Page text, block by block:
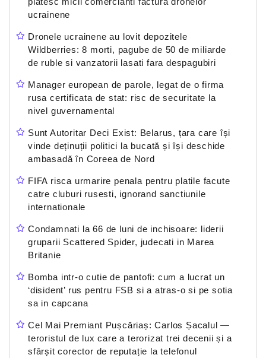
ucrainene
Dronele ucrainene au lovit depozitele
Wildberries: 8 morti, pagube de 50 de miliarde
de ruble si vanzatorii lasati fara despagubiri
Manager european de parole, legat de o firma
rusa certificata de stat: risc de securitate la
nivel guvernamental
Sunt Autoritar Deci Exist: Belarus, țara care își
vinde deținuții politici la bucată și își deschide
ambasadă în Coreea de Nord
FIFA risca urmarire penala pentru platile facute
catre cluburi rusesti, ignorand sanctiunile
internationale
Condamnati la 66 de luni de inchisoare: liderii
gruparii Scattered Spider, judecati in Marea
Britanie
Bomba intr-o cutie de pantofi: cum a lucrat un
‘disident’ rus pentru FSB si a atras-o si pe sotia
sa in capcana
Cel Mai Premiant Pușcăriaș: Carlos Șacalul —
teroristul de lux care a terorizat trei decenii și a
sfârșit corector de reputație la telefonul